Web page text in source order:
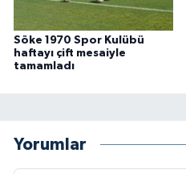
Söke 1970 Spor Kulübü
haftayı çift mesaiyle
tamamladı
Yorumlar